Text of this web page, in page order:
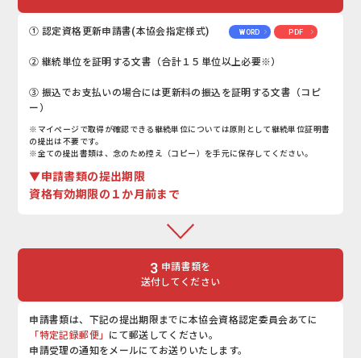
① 認定資格更新申請書(本協会指定様式) WORD PDF
② 継続単位を証明する文書（合計１５単位以上必要※）
③ 振込でお支払いの場合には更新料の振込を証明する文書（コピ
ー）
※マイページで取得が確認できる継続単位については原則として継続単位証明書
の提出は不要です。
※全ての提出書類は、念のため控え（コピー）を手元に保存してください。
▼申請書類の提出期限
資格有効期限の１か月前まで
3 申請書類を
送付してください
申請書類は、下記の提出期限までに本協会資格認定委員会あてに
「特定記録郵便」 にて郵送してください。
申請受理の通知をメールにてお送りいたします。